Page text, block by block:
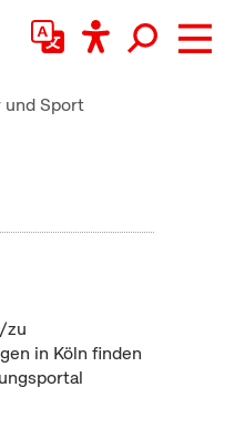
und Sport
zu
in Köln finden